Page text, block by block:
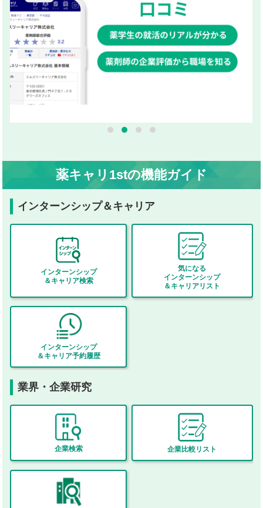
薬キャリ1stの機能ガイド
インターンシップ＆キャリア
インターンシップ
＆キャリア検索
気になる
インターンシップ
＆キャリアリスト
インターンシップ
＆キャリア予約履歴
業界・企業研究
企業検索 企業比較リスト